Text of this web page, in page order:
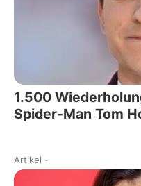
1.500
Spider-Man Tom
Artikel -